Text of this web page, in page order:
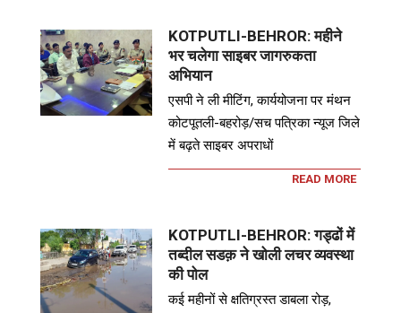
KOTPUTLI-BEHROR: महीने
भर चलेगा साइबर जागरुकता
अभियान
एसपी ने ली मीटिंग, कार्ययोजना पर मंथन
कोटपूतली-बहरोड़/सच पत्रिका न्यूज जिले
में बढ़ते साइबर अपराधों
READ MORE
KOTPUTLI-BEHROR: गड्ढों में
तब्दील सडक़ ने खोली लचर व्यवस्था
की पोल
कई महीनों से क्षतिग्रस्त डाबला रोड़,